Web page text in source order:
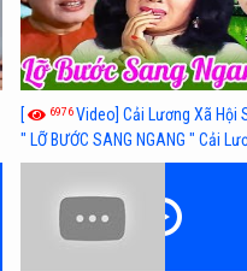
[ 6976Video] Cải Lương Xã Hội
" LỠ BƯỚC SANG NGANG " Cải
Thuỷ, Thanh Tuấn, Hồng Nga